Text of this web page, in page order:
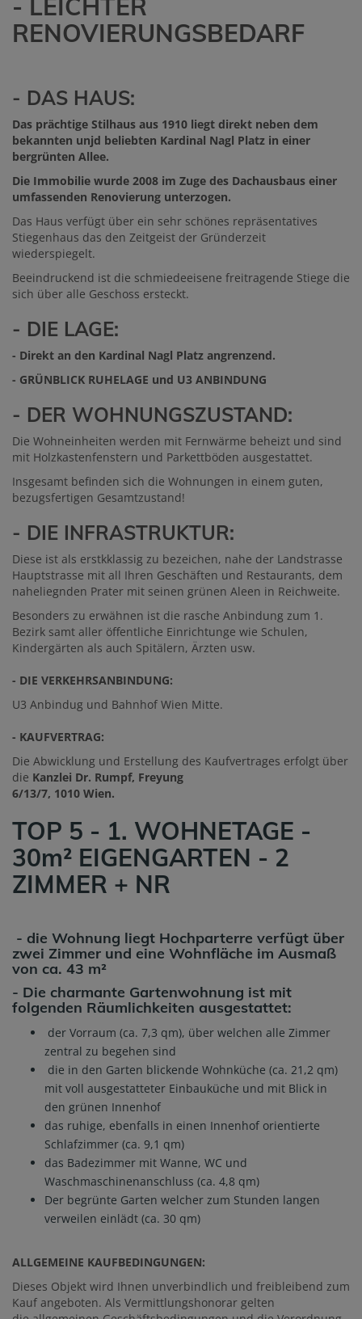
- LEICHTER
RENOVIERUNGSBEDARF
- DAS HAUS:
Das prächtige Stilhaus aus 1910 liegt direkt neben dem
bekannten unjd beliebten Kardinal Nagl Platz in einer
bergrünten Allee.
Die Immobilie wurde 2008 im Zuge des Dachausbaus einer
umfassenden Renovierung unterzogen.
Das Haus verfügt über ein sehr schönes repräsentatives
Stiegenhaus das den Zeitgeist der Gründerzeit
wiederspiegelt.
Beeindruckend ist die schmiedeeisene freitragende Stiege die
sich über alle Geschoss ersteckt.
- DIE LAGE:
- Direkt an den Kardinal Nagl Platz angrenzend.
- GRÜNBLICK RUHELAGE und U3 ANBINDUNG
- DER WOHNUNGSZUSTAND:
Die Wohneinheiten werden mit Fernwärme beheizt und sind
mit Holzkastenfenstern und Parkettböden ausgestattet.
Insgesamt befinden sich die Wohnungen in einem guten,
bezugsfertigen Gesamtzustand!
- DIE INFRASTRUKTUR:
Diese ist als erstkklassig zu bezeichen, nahe der Landstrasse
Hauptstrasse mit all Ihren Geschäften und Restaurants, dem
naheliegnden Prater mit seinen grünen Aleen in Reichweite.
Besonders zu erwähnen ist die rasche Anbindung zum 1.
Bezirk samt aller öffentliche Einrichtunge wie Schulen,
Kindergärten als auch Spitälern, Ärzten usw.
- DIE VERKEHRSANBINDUNG:
U3 Anbindug und Bahnhof Wien Mitte.
- KAUFVERTRAG:
Die Abwicklung und Erstellung des Kaufvertrages erfolgt über
die Kanzlei Dr. Rumpf, Freyung
6/13/7, 1010 Wien.
TOP 5 - 1. WOHNETAGE -
30m² EIGENGARTEN - 2
ZIMMER + NR
- die Wohnung liegt Hochparterre verfügt über
zwei Zimmer und eine Wohnfläche im Ausmaß
von ca. 43 m²
- Die charmante Gartenwohnung ist mit
folgenden Räumlichkeiten ausgestattet:
der Vorraum (ca. 7,3 qm), über welchen alle Zimmer
zentral zu begehen sind
die in den Garten blickende Wohnküche (ca. 21,2 qm)
mit voll ausgestatteter Einbauküche und mit Blick in
den grünen Innenhof
das ruhige, ebenfalls in einen Innenhof orientierte
Schlafzimmer (ca. 9,1 qm)
das Badezimmer mit Wanne, WC und
Waschmaschinenanschluss (ca. 4,8 qm)
Der begrünte Garten welcher zum Stunden langen
verweilen einlädt (ca. 30 qm)
ALLGEMEINE KAUFBEDINGUNGEN:
Dieses Objekt wird Ihnen unverbindlich und freibleibend zum
Kauf angeboten. Als Vermittlungshonorar gelten